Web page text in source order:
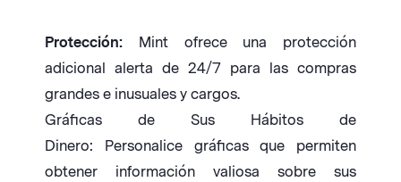
Protección: Mint ofrece una protección
adicional alerta de 24/7 para las compras
grandes e inusuales y cargos.
Gráficas de Sus Hábitos de
Dinero: Personalice gráficas que permiten
obtener información valiosa sobre sus